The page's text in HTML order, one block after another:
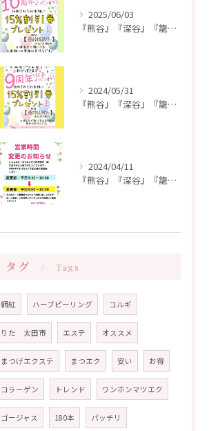
2025/06/03
『熊谷』『深谷』『籠原』『マツエク』『フラットラッシュ』2025年6月☆10周年キャンペーンのお知らせ☆
2024/05/31
『熊谷』『深谷』『籠原』『マツエク』『フラットラッシュ』2024年6月キャンペーンのお知らせ
2024/04/11
『熊谷』『深谷』『籠原』『マツエク』『フラットラッシュ』『まつげパーマ』営業時間変更のお知らせ⭐︎
タグ Tags
網紅 ハーブピーリング コルギ
りた 太田市 エステ オススメ
まつげエクステ まつエク 安い お得
コラーゲン トレンド ワンホンマツエク
ゴージャス 180本 パッチリ